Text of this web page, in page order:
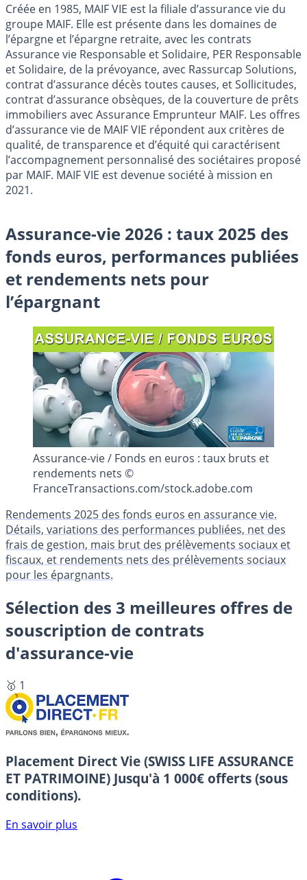
Créée en 1985, MAIF VIE est la filiale d’assurance vie du
groupe MAIF. Elle est présente dans les domaines de
l’épargne et l’épargne retraite, avec les contrats
Assurance vie Responsable et Solidaire, PER Responsable
et Solidaire, de la prévoyance, avec Rassurcap Solutions,
contrat d’assurance décès toutes causes, et Sollicitudes,
contrat d’assurance obsèques, de la couverture de prêts
immobiliers avec Assurance Emprunteur MAIF. Les offres
d’assurance vie de MAIF VIE répondent aux critères de
qualité, de transparence et d’équité qui caractérisent
l’accompagnement personnalisé des sociétaires proposé
par MAIF. MAIF VIE est devenue société à mission en
2021.
Assurance-vie 2026 : taux 2025 des
fonds euros, performances publiées
et rendements nets pour
l’épargnant
Assurance-vie / Fonds en euros : taux bruts et
rendements nets ©
FranceTransactions.com/stock.adobe.com
Rendements 2025 des fonds euros en assurance vie.
Détails, variations des performances publiées, net des
frais de gestion, mais brut des prélèvements sociaux et
fiscaux, et rendements nets des prélèvements sociaux
pour les épargnants.
Sélection des 3 meilleures offres de
souscription de contrats
d'assurance-vie
🥇 1
Placement Direct Vie (SWISS LIFE ASSURANCE
ET PATRIMOINE) Jusqu'à 1 000€ offerts (sous
conditions).
En savoir plus